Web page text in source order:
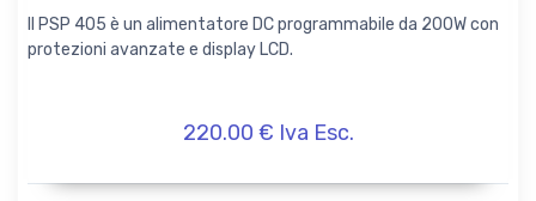
Il PSP 405 è un alimentatore DC programmabile da 200W con
protezioni avanzate e display LCD.
220.00 € Iva Esc.